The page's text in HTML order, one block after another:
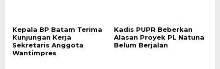
Kepala BP Batam Terima
Kunjungan Kerja
Sekretaris Anggota
Wantimpres
Kadis PUPR Beberkan
Alasan Proyek PL Natuna
Belum Berjalan